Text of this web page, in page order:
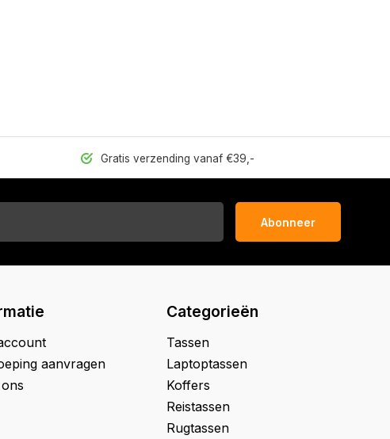
Gratis verzending vanaf €39,-
Abonneer
aanvragen
Categorieën
Tassen
Laptoptassen
Koffers
Reistassen
Rugtassen